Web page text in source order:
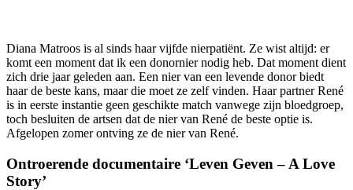
Diana Matroos is al sinds haar vijfde nierpatiënt. Ze wist altijd: er
komt een moment dat ik een donornier nodig heb. Dat moment dient
zich drie jaar geleden aan. Een nier van een levende donor biedt
haar de beste kans, maar die moet ze zelf vinden. Haar partner René
is in eerste instantie geen geschikte match vanwege zijn bloedgroep,
toch besluiten de artsen dat de nier van René de beste optie is.
Afgelopen zomer ontving ze de nier van René.
Ontroerende documentaire ‘Leven Geven – A Love
Story’